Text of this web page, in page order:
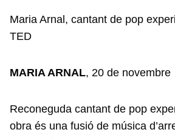
Maria Arnal, cantant de pop
TED
MARIA ARNAL, 20 de novembre
Reconeguda cantant de pop
obra és una fusió de música